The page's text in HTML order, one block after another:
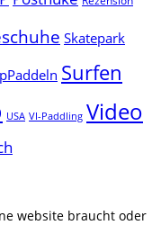
Skatepark
Surfen
USA VI-Paddling Video
website braucht oder